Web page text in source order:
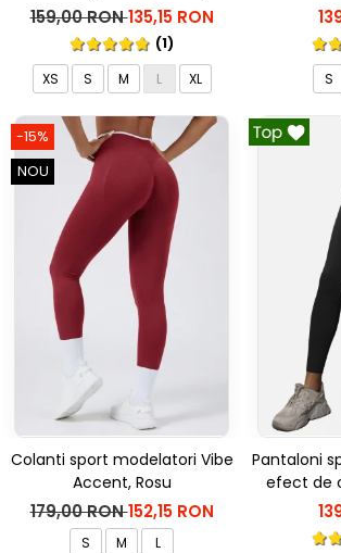
159,00 RON135,15 RON
(1)
XS
S M L XL
S
-15%
NOU
Colanti sport modelatori Vibe
Accent, Rosu
179,00 RON152,15 RON
S M L
Pantaloni
efect de